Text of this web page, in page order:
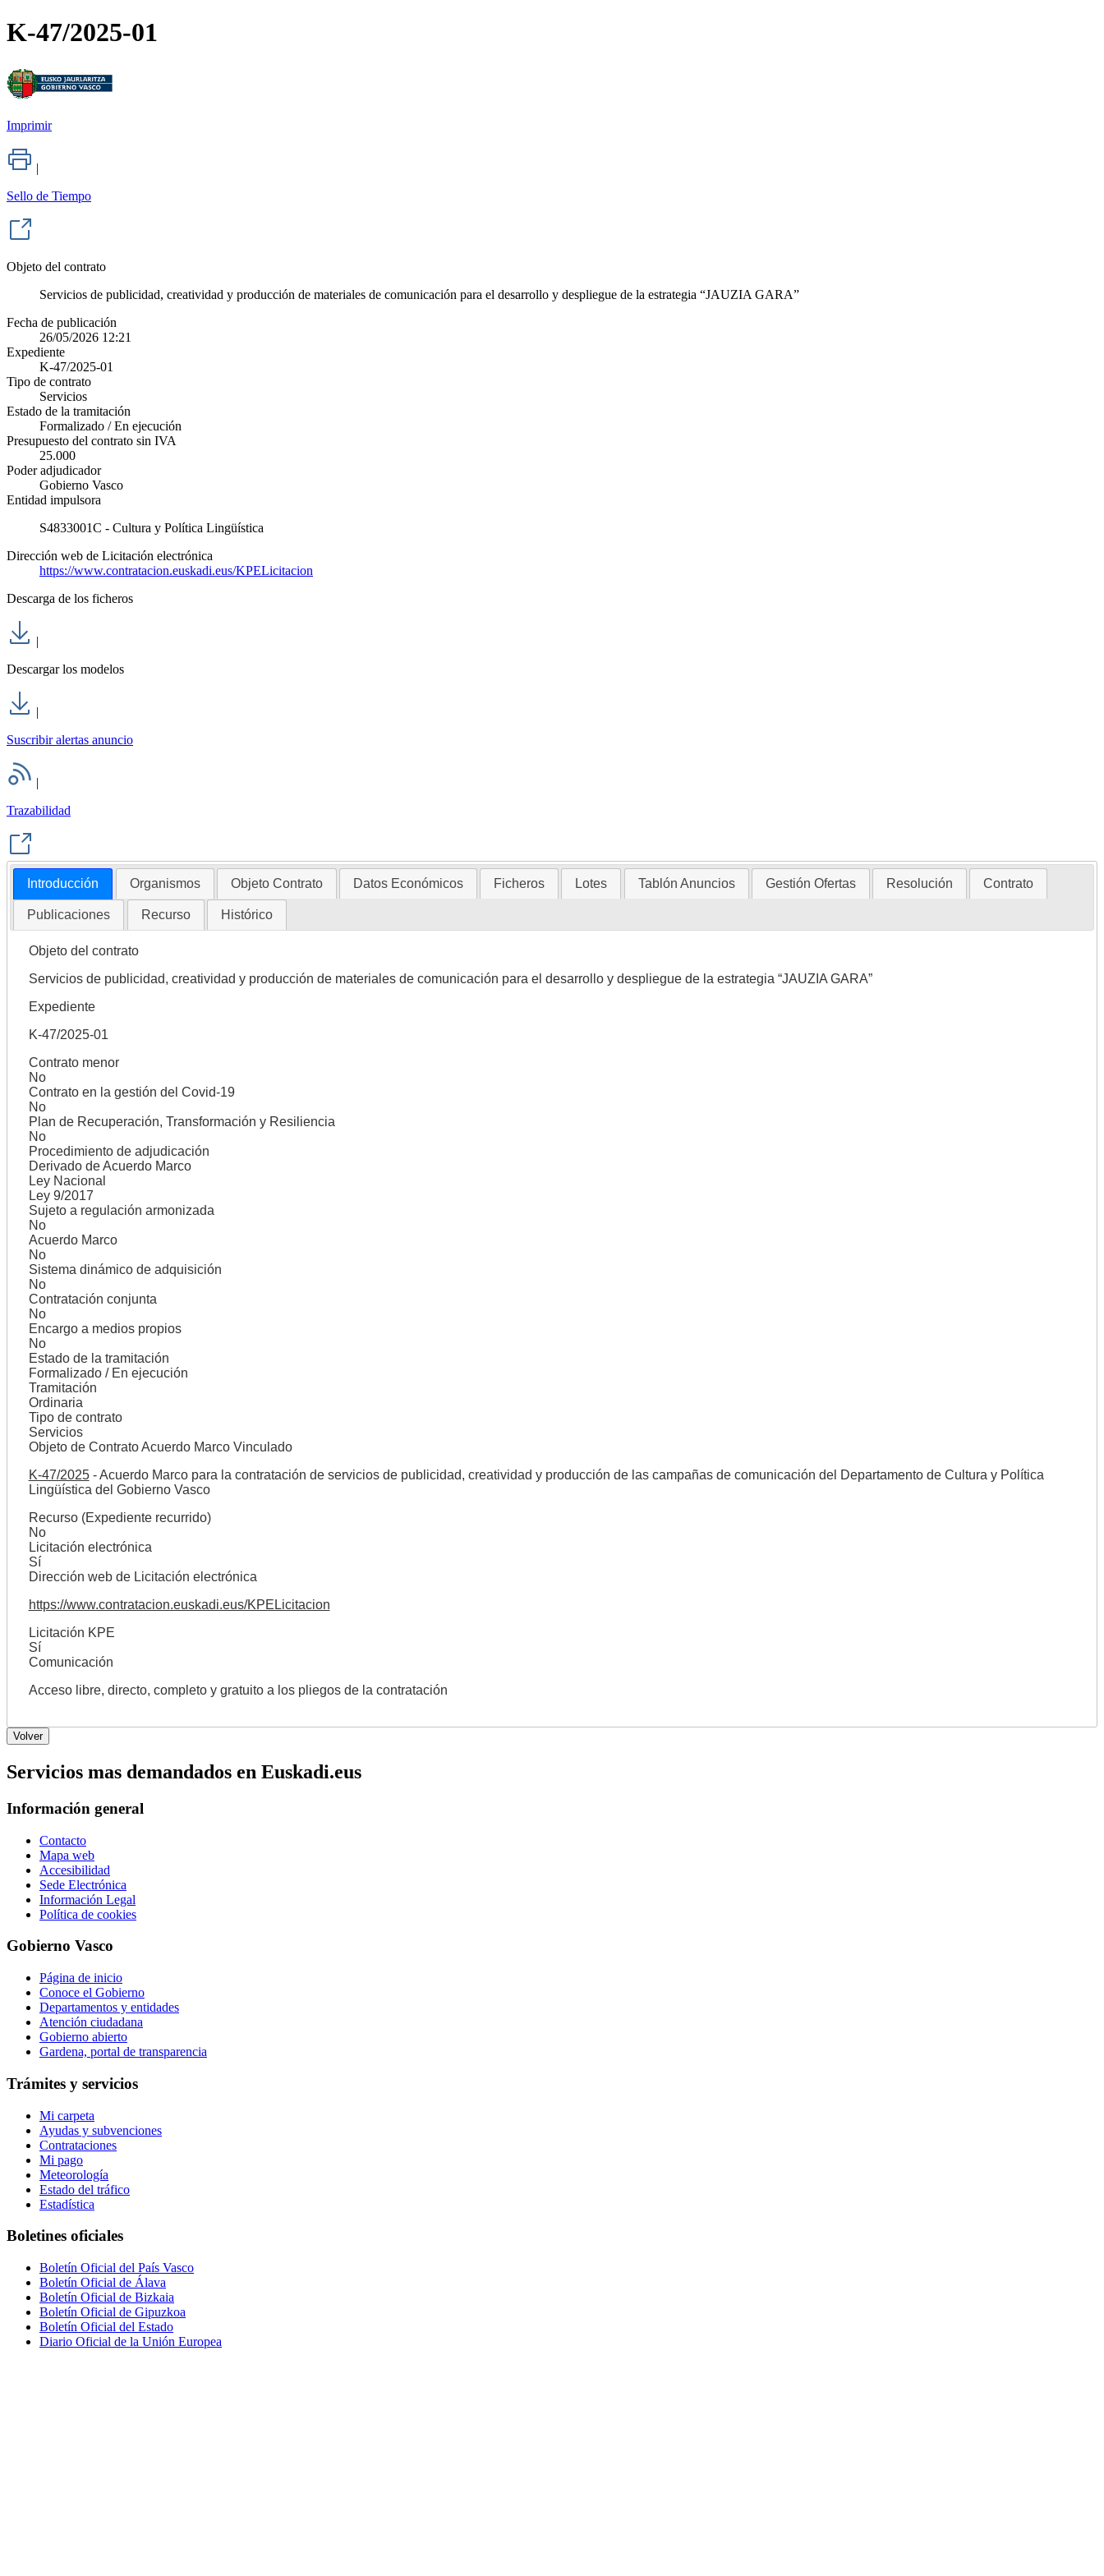
K-47/2025-01
Imprimir
|
Sello de Tiempo
Objeto del contrato
Servicios de publicidad, creatividad y producción de materiales de comunicación para el desarrollo y despliegue de la estrategia “JAUZIA GARA”
Fecha de publicación
26/05/2026 12:21
Expediente
K-47/2025-01
Tipo de contrato
Servicios
Estado de la tramitación
Formalizado / En ejecución
Presupuesto del contrato sin IVA
25.000
Poder adjudicador
Gobierno Vasco
Entidad impulsora
S4833001C - Cultura y Política Lingüística
Dirección web de Licitación electrónica
https://www.contratacion.euskadi.eus/KPELicitacion
Descarga de los ficheros
|
Descargar los modelos
|
Suscribir alertas anuncio
|
Trazabilidad
Introducción Organismos Objeto Contrato Datos Económicos Ficheros Lotes Tablón Anuncios Gestión Ofertas Resolución Contrato
Publicaciones Recurso Histórico
Objeto del contrato
Servicios de publicidad, creatividad y producción de materiales de comunicación para el desarrollo y despliegue de la estrategia “JAUZIA GARA”
Expediente
K-47/2025-01
Contrato menor
No
Contrato en la gestión del Covid-19
No
Plan de Recuperación, Transformación y Resiliencia
No
Procedimiento de adjudicación
Derivado de Acuerdo Marco
Ley Nacional
Ley 9/2017
Sujeto a regulación armonizada
No
Acuerdo Marco
No
Sistema dinámico de adquisición
No
Contratación conjunta
No
Encargo a medios propios
No
Estado de la tramitación
Formalizado / En ejecución
Tramitación
Ordinaria
Tipo de contrato
Servicios
Objeto de Contrato Acuerdo Marco Vinculado
K-47/2025- Acuerdo Marco para la contratación de servicios de publicidad, creatividad y producción de las campañas de comunicación del Departamento de Cultura y Política
Lingüística del Gobierno Vasco
Recurso (Expediente recurrido)
No
Licitación electrónica
Sí
Dirección web de Licitación electrónica
https://www.contratacion.euskadi.eus/KPELicitacion
Licitación KPE
Sí
Comunicación
Acceso libre, directo, completo y gratuito a los pliegos de la contratación
Servicios mas demandados en Euskadi.eus
Información general
Contacto
Mapa web
Accesibilidad
Sede Electrónica
Información Legal
Política de cookies
Gobierno Vasco
Página de inicio
Conoce el Gobierno
Departamentos y entidades
Atención ciudadana
Gobierno abierto
Gardena, portal de transparencia
Trámites y servicios
Mi carpeta
Ayudas y subvenciones
Contrataciones
Mi pago
Meteorología
Estado del tráfico
Estadística
Boletines oficiales
Boletín Oficial del País Vasco
Boletín Oficial de Álava
Boletín Oficial de Bizkaia
Boletín Oficial de Gipuzkoa
Boletín Oficial del Estado
Diario Oficial de la Unión Europea